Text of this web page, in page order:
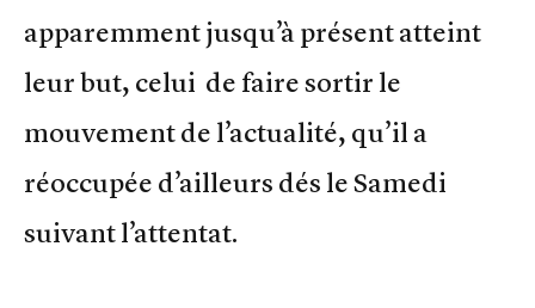
apparemment jusqu’à présent atteint
leur but, celui de faire sortir le
mouvement de l’actualité, qu’il a
réoccupée d’ailleurs dés le Samedi
suivant l’attentat.